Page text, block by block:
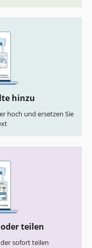
hinzu
hoch und ersetzen Sie
teilen
sofort teilen